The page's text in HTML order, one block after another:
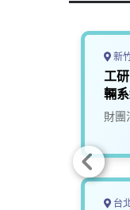
新
工
輛
財團
台